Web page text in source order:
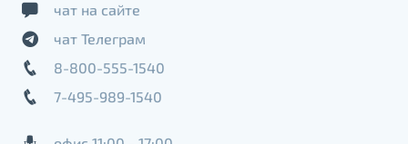
чат на сайте
чат Телеграм
8-800-555-1540
7-495-989-1540